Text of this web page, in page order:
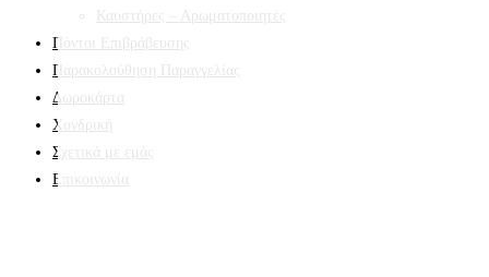
Καυστήρες – Αρωματοποιητές
Πόντοι Επιβράβευσης
Παρακολούθηση Παραγγελίας
Δωροκάρτα
Χονδρική
Σχετικά με εμάς
Επικοινωνία